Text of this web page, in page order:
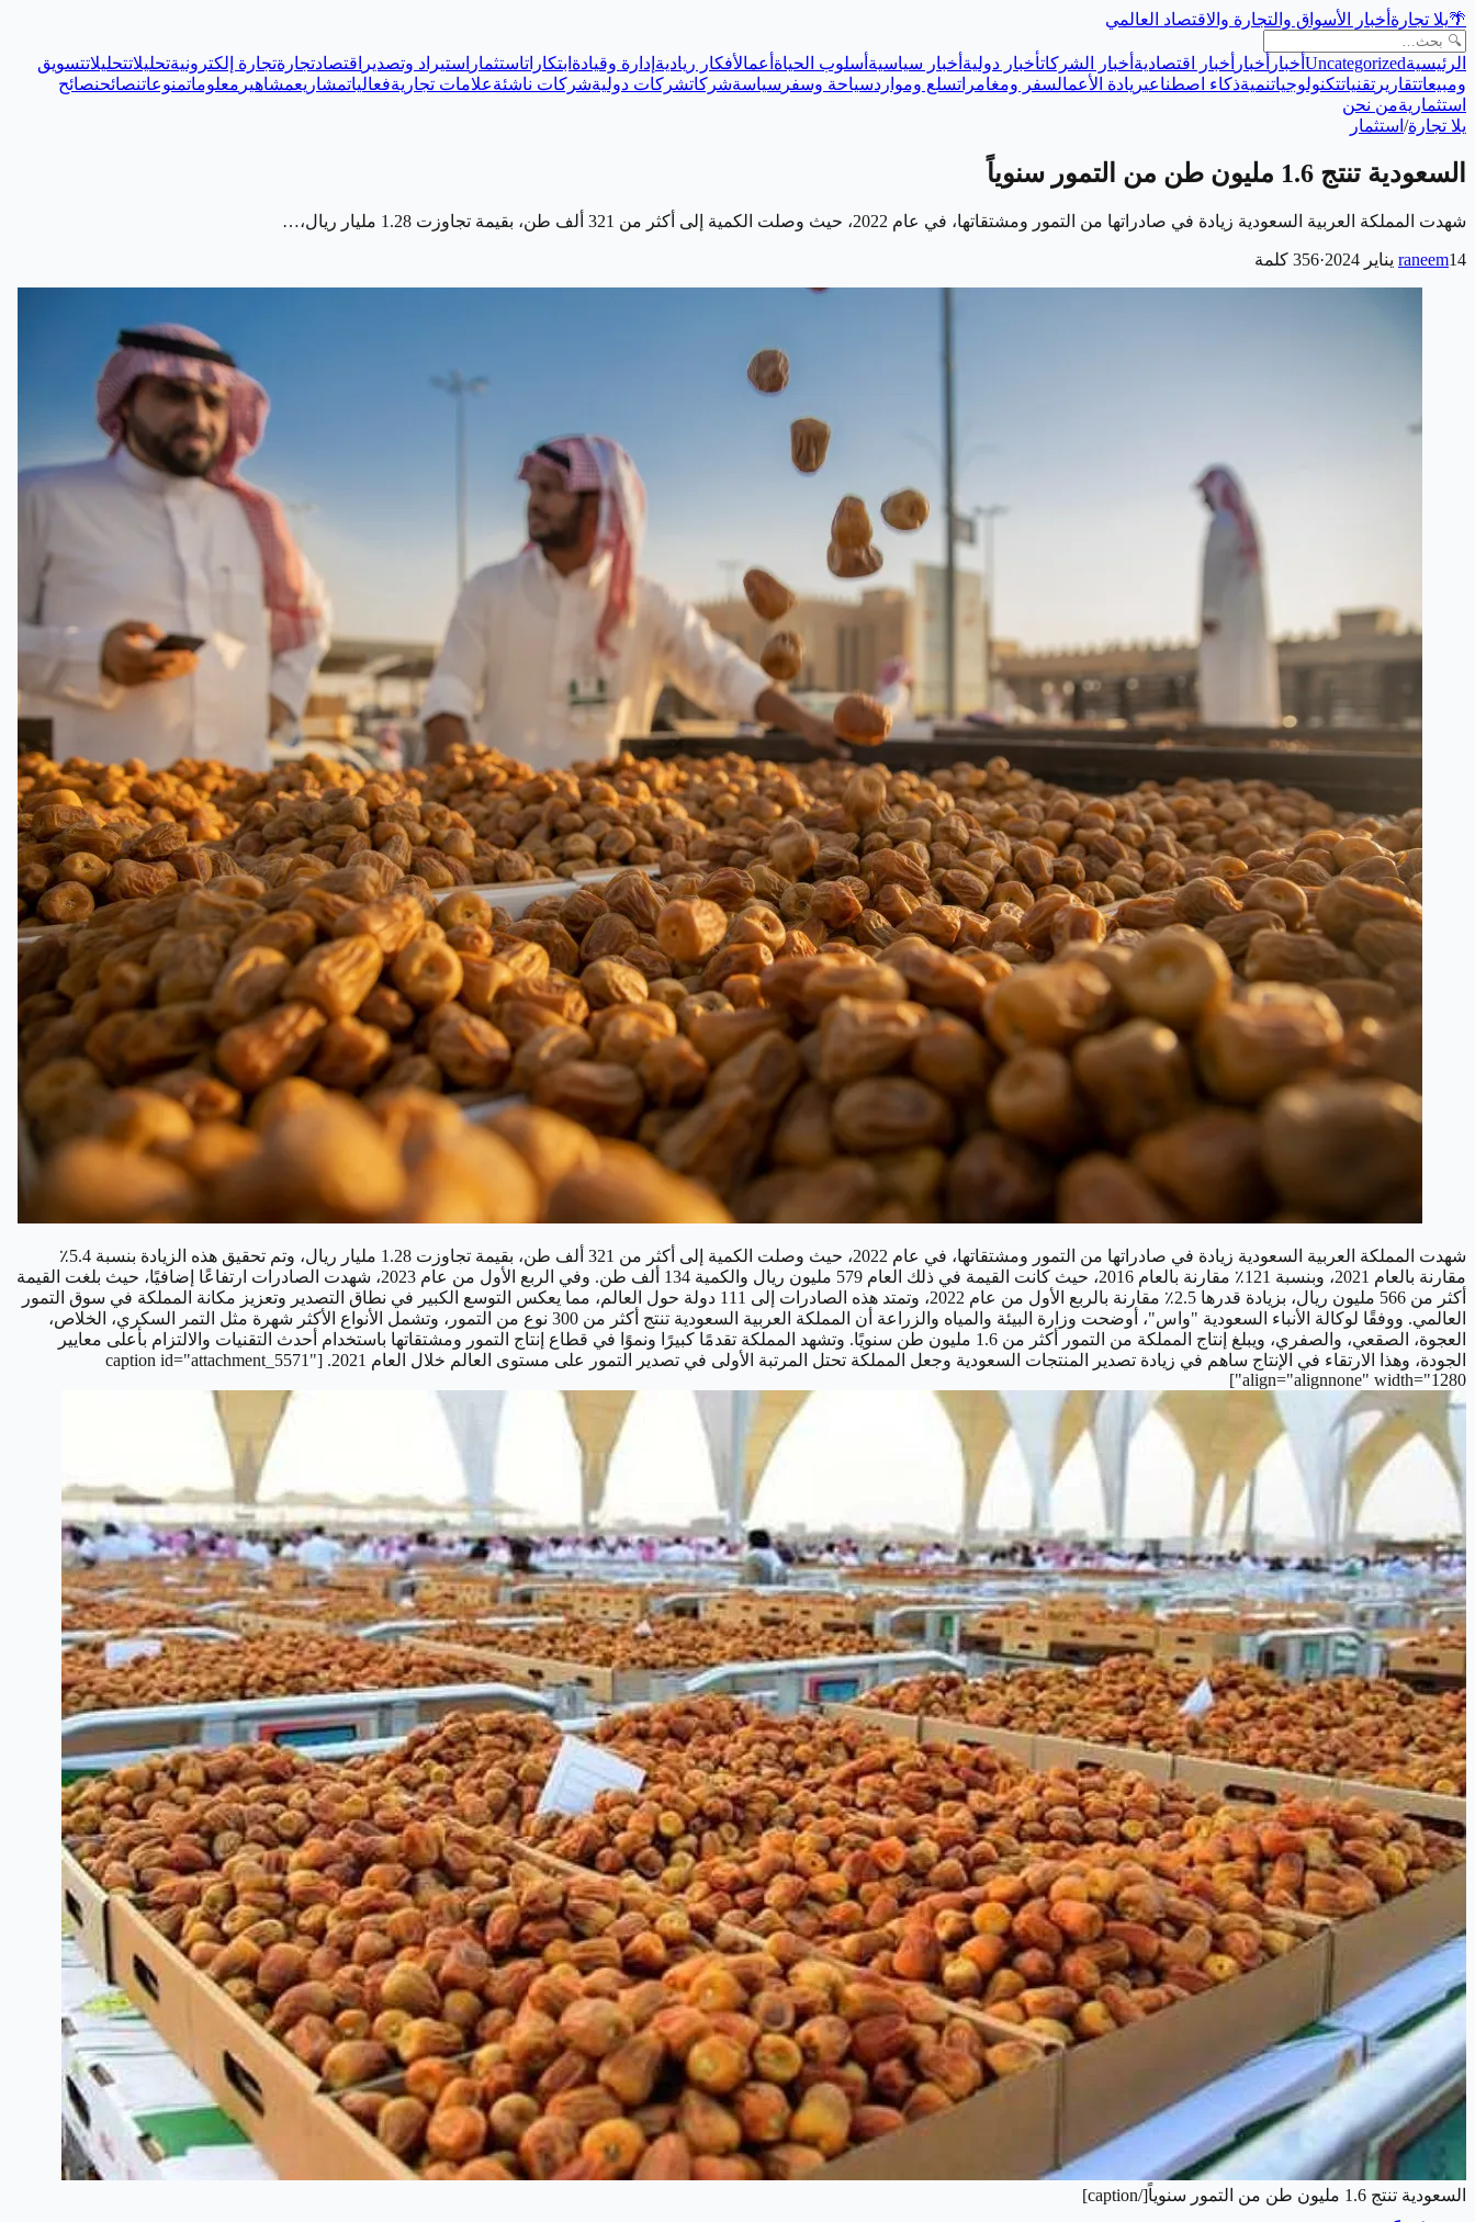
🌴يلا تجارة أخبار الأسواق والتجارة والاقتصاد العالمي
الرئيسيةUncategorized أخبار أخبار أخبار اقتصادية أخبار الشركاتأخبار دولية أخبار سياسية أسلوب الحياة أعمالأفكار ريادية إدارة وقيادة ابتكاراتاستثمار استيراد وتصدير اقتصادتجارةتجارة إلكترونيةتحليلاتتحليلاتتسويق
ومبيعاتتقارير تقنياتتكنولوجياتنميةذكاء اصطناعيريادة الأعمالسفر ومغامراتسلع ومواردسياحة وسفر سياسةشركاتشركات دوليةشركات ناشئةعلامات تجاريةفعالياتمشاريعمشاهير معلوماتمنوعاتنصائحنصائح
استثماريةمن نحن
يلا تجارة/ استثمار
السعودية تنتج 1.6 مليون طن من التمور سنوياً
شهدت المملكة العربية السعودية زيادة في صادراتها من التمور ومشتقاتها، في عام 2022، حيث وصلت الكمية إلى أكثر من 321 ألف طن، بقيمة تجاوزت 1.28 مليار ريال،…
raneem14 يناير 2024 ·
356 كلمة
شهدت المملكة العربية السعودية زيادة في صادراتها من التمور ومشتقاتها، في عام 2022، حيث وصلت الكمية إلى أكثر من 321 ألف طن، بقيمة تجاوزت 1.28 مليار ريال، وتم تحقيق هذه الزيادة بنسبة 5.4٪
مقارنة بالعام 2021، وبنسبة 121٪ مقارنة بالعام 2016، حيث كانت القيمة في ذلك العام 579 مليون ريال والكمية 134 ألف طن. وفي الربع الأول من عام 2023، شهدت الصادرات ارتفاعًا إضافيًا، حيث بلغت القيمة
أكثر من 566 مليون ريال، بزيادة قدرها 2.5٪ مقارنة بالربع الأول من عام 2022، وتمتد هذه الصادرات إلى 111 دولة حول العالم، مما يعكس التوسع الكبير في نطاق التصدير وتعزيز مكانة المملكة في سوق التمور
العالمي. ووفقًا لوكالة الأنباء السعودية "واس"، أوضحت وزارة البيئة والمياه والزراعة أن المملكة العربية السعودية تنتج أكثر من 300 نوع من التمور، وتشمل الأنواع الأكثر شهرة مثل التمر السكري، الخلاص،
العجوة، الصقعي، والصفري، ويبلغ إنتاج المملكة من التمور أكثر من 1.6 مليون طن سنويًا. وتشهد المملكة تقدمًا كبيرًا ونموًا في قطاع إنتاج التمور ومشتقاتها باستخدام أحدث التقنيات والالتزام بأعلى معايير
الجودة، وهذا الارتقاء في الإنتاج ساهم في زيادة تصدير المنتجات السعودية وجعل المملكة تحتل المرتبة الأولى في تصدير التمور على مستوى العالم خلال العام 2021. [caption id="attachment_5571"
align="alignnone" width="1280"]
السعودية تنتج 1.6 مليون طن من التمور سنوياً[/caption]